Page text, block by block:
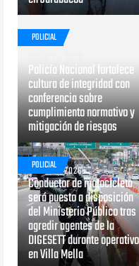
POLICIAL
Policía Nacional fortalece
cultura de integridad con
conferencia sobre
cumplimiento normativo y
mitigación de riesgos
POLICIAL
MAYO 29, 2026
Conductor de motocicleta
será puesto a disposición
del Ministerio Público tras
agredir agentes de la
DIGESETT durante operativo
en Villa Mella